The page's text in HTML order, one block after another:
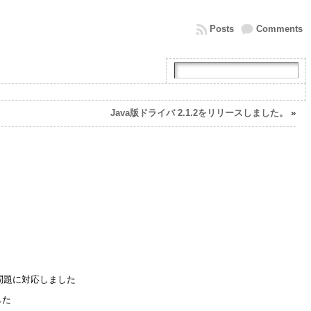
Comments
Posts
Java版ドライバ 2.1.2をリリースしました。 »
に対応しました